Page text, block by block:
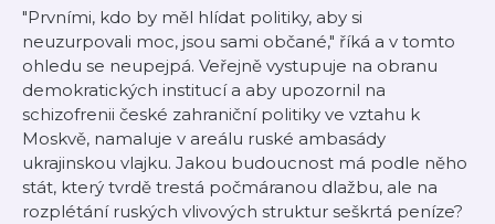
"Prvními, kdo by měl hlídat politiky, aby si
neuzurpovali moc, jsou sami občané," říká a v tomto
ohledu se neupejpá. Veřejně vystupuje na obranu
demokratických institucí a aby upozornil na
schizofrenii české zahraniční politiky ve vztahu k
Moskvě, namaluje v areálu ruské ambasády
ukrajinskou vlajku. Jakou budoucnost má podle něho
stát, který tvrdě trestá počmáranou dlažbu, ale na
rozplétání ruských vlivových struktur seškrtá peníze?